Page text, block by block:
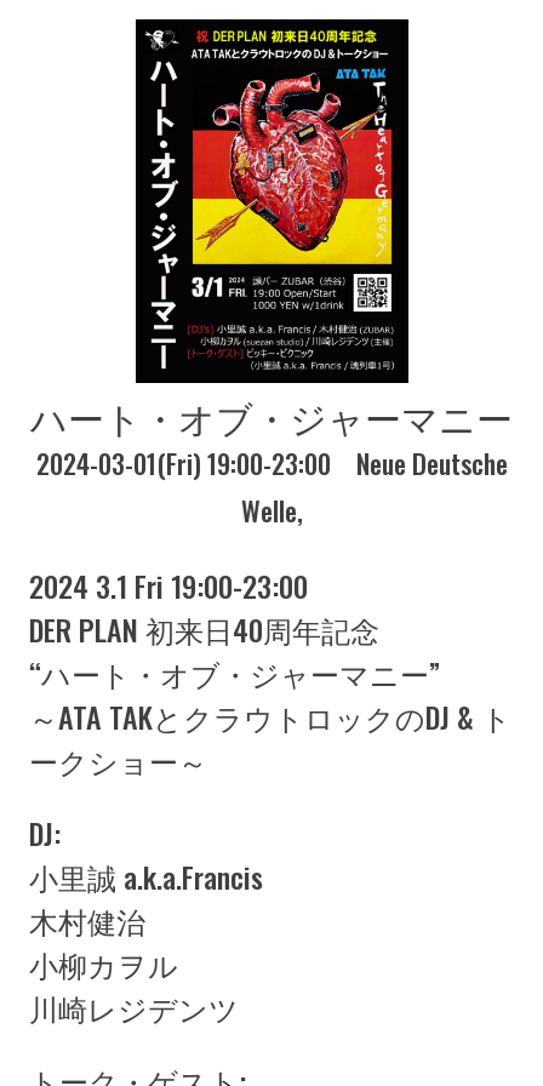
ハート・オブ・ジャーマニー
2024-03-01(Fri) 19:00-23:00
Neue Deutsche
Welle
2024 3.1 Fri 19:00-23:00
DER PLAN 初来日40周年記念
“ハート・オブ・ジャーマニー”
～ATA TAKとクラウトロックのDJ & ト
ークショー～
DJ:
小里誠 a.k.a.Francis
木村健治
小柳カヲル
川崎レジデンツ